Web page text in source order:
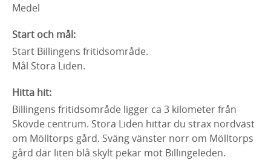
Medel
Start och mål:
Start Billingens fritidsområde.
Mål Stora Liden.
Hitta hit:
Billingens fritidsområde ligger ca 3 kilometer från
Skövde centrum. Stora Liden hittar du strax nordväst
om Mölltorps gård. Sväng vänster norr om Mölltorps
gård där liten blå skylt pekar mot Billingeleden.